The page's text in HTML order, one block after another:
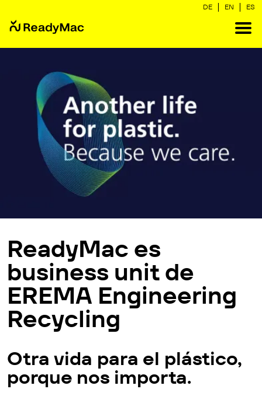
DE | EN | ES
ReadyMac es
business unit de
EREMA Engineering
Recycling
Otra vida para el plástico,
porque nos importa.